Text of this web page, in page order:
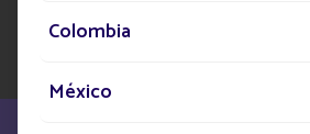
Colombia
México